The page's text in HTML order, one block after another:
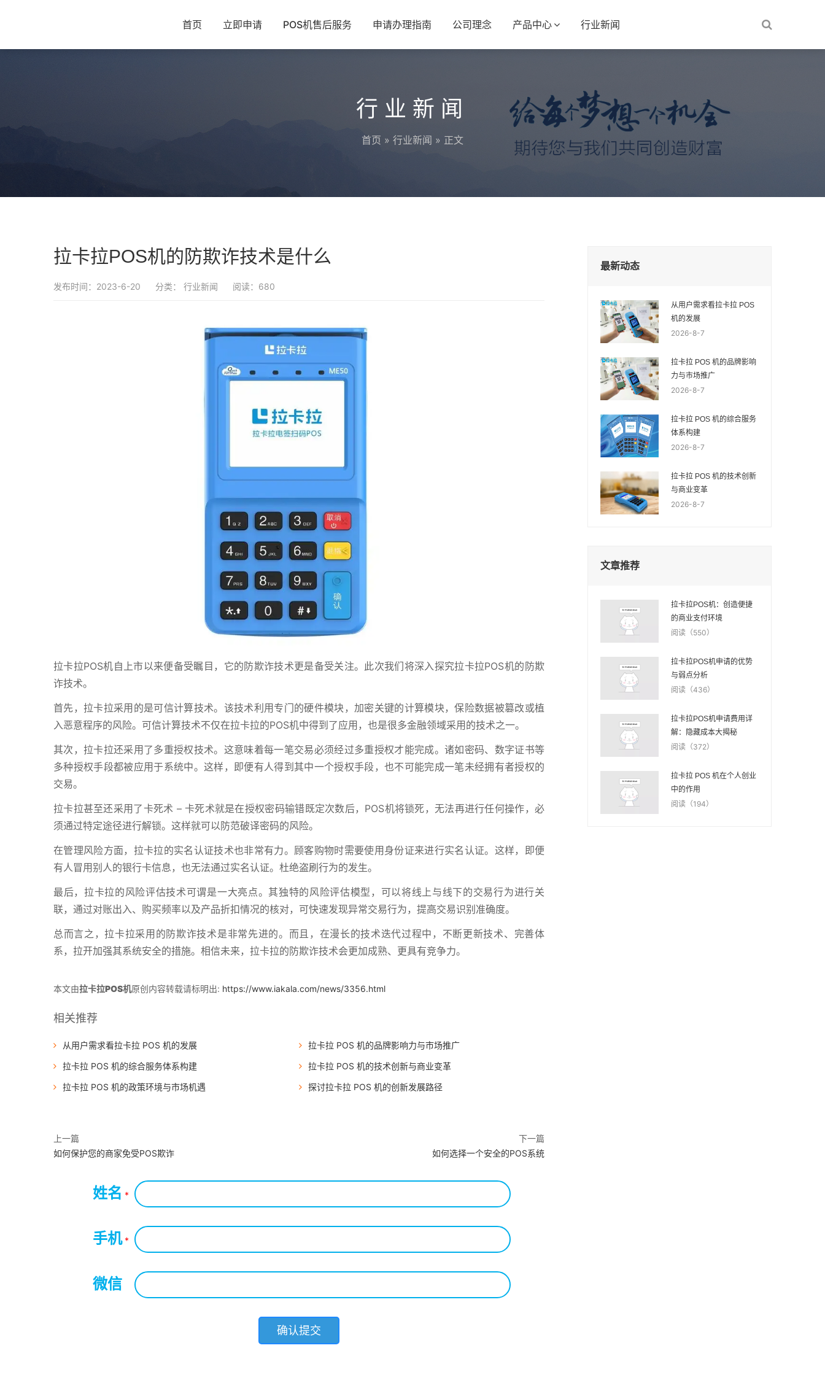
首页 立即申请 POS机售后服务 申请办理指南 公司理念 产品中心 行业新闻
行业新闻
首页 » 行业新闻 » 正文
拉卡拉POS机的防欺诈技术是什么
发布时间：2023-6-20 分类： 行业新闻 阅读：680
拉卡拉POS机自上市以来便备受瞩目，它的防欺诈技术更是备受关注。此次我们将深入探究拉卡拉POS机的防欺
诈技术。
首先，拉卡拉采用的是可信计算技术。该技术利用专门的硬件模块，加密关键的计算模块，保险数据被篡改或植
入恶意程序的风险。可信计算技术不仅在拉卡拉的POS机中得到了应用，也是很多金融领域采用的技术之一。
其次，拉卡拉还采用了多重授权技术。这意味着每一笔交易必须经过多重授权才能完成。诸如密码、数字证书等
多种授权手段都被应用于系统中。这样，即便有人得到其中一个授权手段，也不可能完成一笔未经拥有者授权的
交易。
拉卡拉甚至还采用了卡死术 – 卡死术就是在授权密码输错既定次数后，POS机将锁死，无法再进行任何操作，必
须通过特定途径进行解锁。这样就可以防范破译密码的风险。
在管理风险方面，拉卡拉的实名认证技术也非常有力。顾客购物时需要使用身份证来进行实名认证。这样，即便
有人冒用别人的银行卡信息，也无法通过实名认证。杜绝盗刷行为的发生。
最后，拉卡拉的风险评估技术可谓是一大亮点。其独特的风险评估模型，可以将线上与线下的交易行为进行关
联，通过对账出入、购买频率以及产品折扣情况的核对，可快速发现异常交易行为，提高交易识别准确度。
总而言之，拉卡拉采用的防欺诈技术是非常先进的。而且，在漫长的技术迭代过程中，不断更新技术、完善体
系，拉开加强其系统安全的措施。相信未来，拉卡拉的防欺诈技术会更加成熟、更具有竞争力。
本文由拉卡拉POS机原创内容转载请标明出: https://www.iakala.com/news/3356.html
相关推荐
从用户需求看拉卡拉 POS 机的发展
拉卡拉 POS 机的品牌影响力与市场推广
拉卡拉 POS 机的综合服务体系构建
拉卡拉 POS 机的技术创新与商业变革
拉卡拉 POS 机的政策环境与市场机遇
探讨拉卡拉 POS 机的创新发展路径
上一篇
如何保护您的商家免受POS欺诈
下一篇
如何选择一个安全的POS系统
姓名 *
手机*
微信
最新动态
从用户需求看拉卡拉 POS
机的发展
2026-8-7
拉卡拉 POS 机的品牌影响
力与市场推广
2026-8-7
拉卡拉 POS 机的综合服务
体系构建
2026-8-7
拉卡拉 POS 机的技术创新
与商业变革
2026-8-7
文章推荐
拉卡拉POS机：创造便捷
的商业支付环境
阅读（550）
拉卡拉POS机申请的优势
与弱点分析
阅读（436）
拉卡拉POS机申请费用详
解：隐藏成本大揭秘
阅读（372）
拉卡拉 POS 机在个人创业
中的作用
阅读（194）